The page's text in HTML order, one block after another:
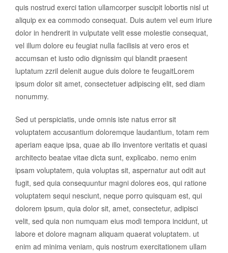
quis nostrud exerci tation ullamcorper suscipit lobortis nisl ut
aliquip ex ea commodo consequat. Duis autem vel eum iriure
dolor in hendrerit in vulputate velit esse molestie consequat,
vel illum dolore eu feugiat nulla facilisis at vero eros et
accumsan et iusto odio dignissim qui blandit praesent
luptatum zzril delenit augue duis dolore te feugaitLorem
ipsum dolor sit amet, consectetuer adipiscing elit, sed diam
nonummy.
Sed ut perspiciatis, unde omnis iste natus error sit
voluptatem accusantium doloremque laudantium, totam rem
aperiam eaque ipsa, quae ab illo inventore veritatis et quasi
architecto beatae vitae dicta sunt, explicabo. nemo enim
ipsam voluptatem, quia voluptas sit, aspernatur aut odit aut
fugit, sed quia consequuntur magni dolores eos, qui ratione
voluptatem sequi nesciunt, neque porro quisquam est, qui
dolorem ipsum, quia dolor sit, amet, consectetur, adipisci
velit, sed quia non numquam eius modi tempora incidunt, ut
labore et dolore magnam aliquam quaerat voluptatem. ut
enim ad minima veniam, quis nostrum exercitationem ullam